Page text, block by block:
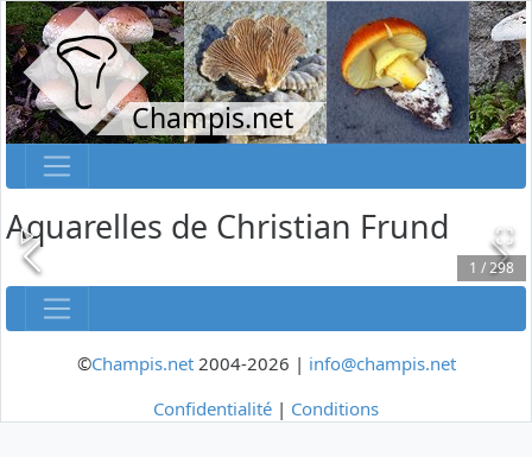
Champis.net
Aquarelles de Christian Frund
1 /298
©Champis.net2004-2026 | info@champis.net
Confidentialité | Conditions